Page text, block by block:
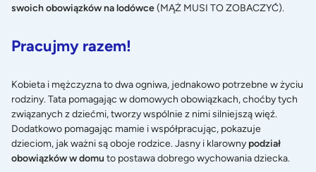
swoich obowiązków na lodówce(MĄŻ MUSI TO ZOBACZYĆ).
Pracujmy razem!
Kobieta i mężczyzna to dwa ogniwa, jednakowo potrzebne w życiu
rodziny. Tata pomagając w domowych obowiązkach, choćby tych
związanych z dziećmi, tworzy wspólnie z nimi silniejszą więź.
Dodatkowo pomagając mamie i współpracując, pokazuje
dzieciom, jak ważni są oboje rodzice. Jasny i klarowny podział
obowiązków w domu to postawa dobrego wychowania dziecka.